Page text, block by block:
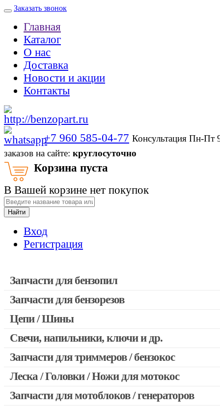
Заказать звонок
Главная
Каталог
О нас
Доставка
Новости и акции
Контакты
+7 960 585-04-77 Консультация Пн-
заказов на сайте: круглосуточно
Корзина пуста
В Вашей корзине нет покупок
Найти
Вход
Регистрация
Запчасти для бензопил
Запчасти для бензопил Stihl
Запчасти для бензопил Husqvarna, Partner
Запчасти для бензопил Oleo-mac, Echo и др.
Запчасти для бензорезов
Цепи / Шины
Свечи, напильники, ключи и др.
Запчасти для триммеров / бензокос
Запчасти для Китайских триммеров
Запчасти для мотокос Stihl / Husqvarna / Oleo-mac / Echo и
Леска / Головки / Ножи для мотокос
Запчасти для мотоблоков / генераторов